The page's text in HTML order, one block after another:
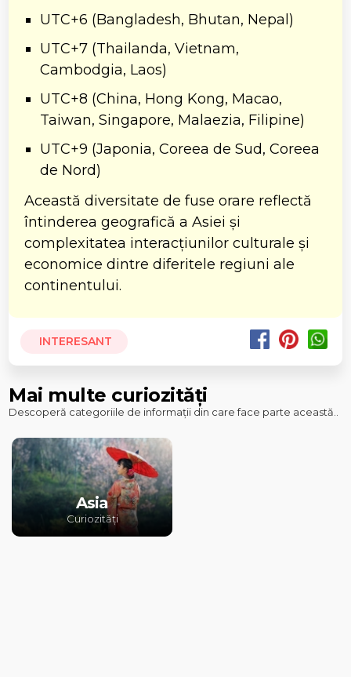
UTC+6 (Bangladesh, Bhutan, Nepal)
UTC+7 (Thailanda, Vietnam,
Cambodgia, Laos)
UTC+8 (China, Hong Kong, Macao,
Taiwan, Singapore, Malaezia, Filipine)
UTC+9 (Japonia, Coreea de Sud, Coreea
de Nord)
Această diversitate de fuse orare reflectă
întinderea geografică a Asiei și
complexitatea interacțiunilor culturale și
economice dintre diferitele regiuni ale
continentului.
INTERESANT
Mai multe curiozități
Descoperă categoriile de informații din care face parte această..
Asia
Curiozități